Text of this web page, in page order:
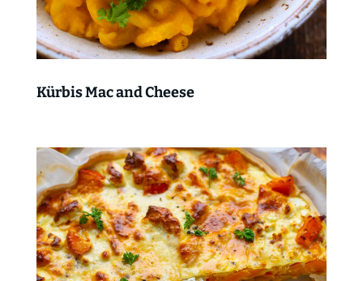
Kürbis Mac and Cheese